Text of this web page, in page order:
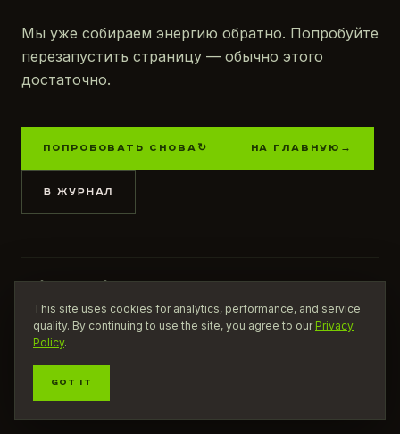
Мы уже собираем энергию обратно. Попробуйте
перезапустить страницу — обычно этого
достаточно.
ПОПРОБОВАТЬ СНОВА ↻ НА ГЛАВНУЮ →
В ЖУРНАЛ
This site uses cookies for analytics, performance, and service
quality. By continuing to use the site, you agree to our Privacy
Policy.
GOT IT